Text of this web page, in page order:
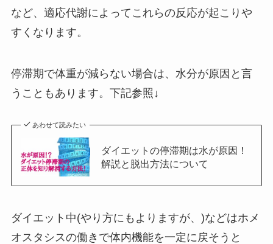
など、適応代謝によってこれらの反応が起こりや
すくなります。
停滞期で体重が減らない場合は、水分が原因と言
うこともあります。下記参照↓
あわせて読みたい
ダイエットの停滞期は水が原因！
解説と脱出方法について
ダイエット中(やり方にもよりますが、)などはホメ
オスタシスの働きで体内機能を一定に戻そうと